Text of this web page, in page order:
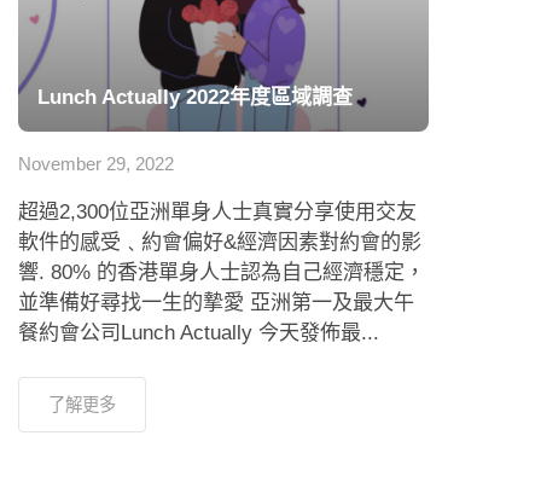
Lunch Actually 2022年度區域調查
November 29, 2022
超過2,300位亞洲單身人士真實分享使用交友
軟件的感受﹑約會偏好&經濟因素對約會的影
響. 80% 的香港單身人士認為自己經濟穩定，
並準備好尋找一生的摯愛 亞洲第一及最大午
餐約會公司Lunch Actually 今天發佈最...
了解更多